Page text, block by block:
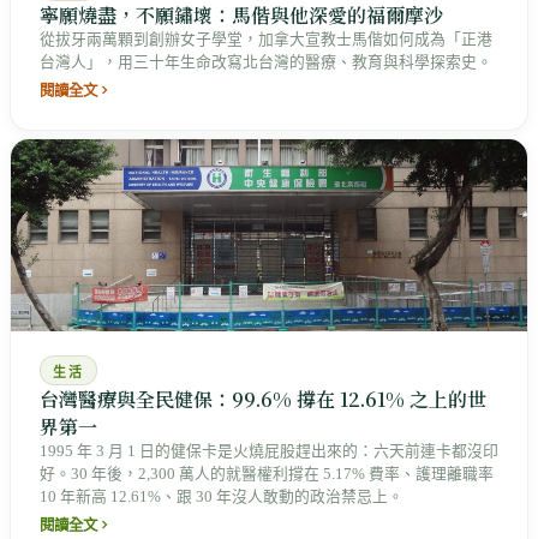
寧願燒盡，不願鏽壞：馬偕與他深愛的福爾摩沙
從拔牙兩萬顆到創辦女子學堂，加拿大宣教士馬偕如何成為「正港
台灣人」，用三十年生命改寫北台灣的醫療、教育與科學探索史。
閱讀全文
生活
台灣醫療與全民健保：99.6% 撐在 12.61% 之上的世
界第一
1995 年 3 月 1 日的健保卡是火燒屁股趕出來的：六天前連卡都沒印
好。30 年後，2,300 萬人的就醫權利撐在 5.17% 費率、護理離職率
10 年新高 12.61%、跟 30 年沒人敢動的政治禁忌上。
閱讀全文